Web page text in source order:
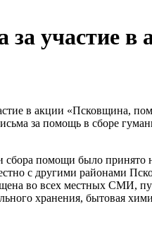
за участие
в акции «Псковщина,
за помощь в сборе
помощи было принято
с другими районами
во всех местных СМИ,
хранения, бытовая